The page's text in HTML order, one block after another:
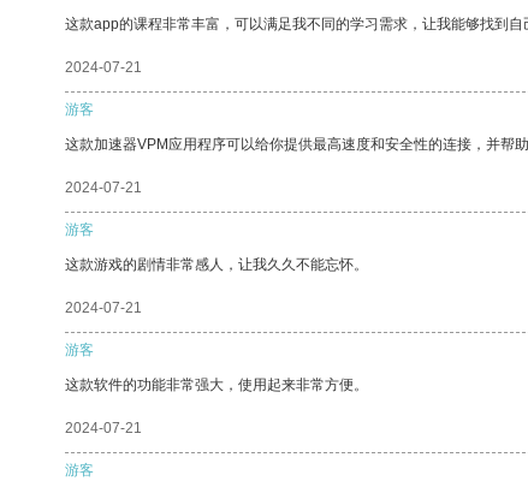
这款app的课程非常丰富，可以满足我不同的学习需求，让我能够找到自
2024-07-21
游客
这款加速器VPM应用程序可以给你提供最高速度和安全性的连接，并帮
2024-07-21
游客
这款游戏的剧情非常感人，让我久久不能忘怀。
2024-07-21
游客
这款软件的功能非常强大，使用起来非常方便。
2024-07-21
游客